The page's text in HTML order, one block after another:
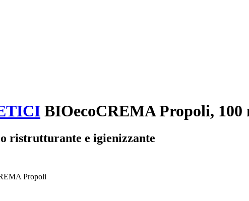
BIOecoCREMA Propoli, 100
ristrutturante e igienizzante
Propoli